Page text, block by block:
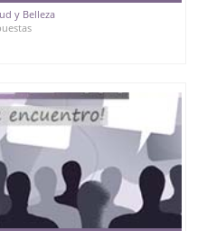
y Belleza